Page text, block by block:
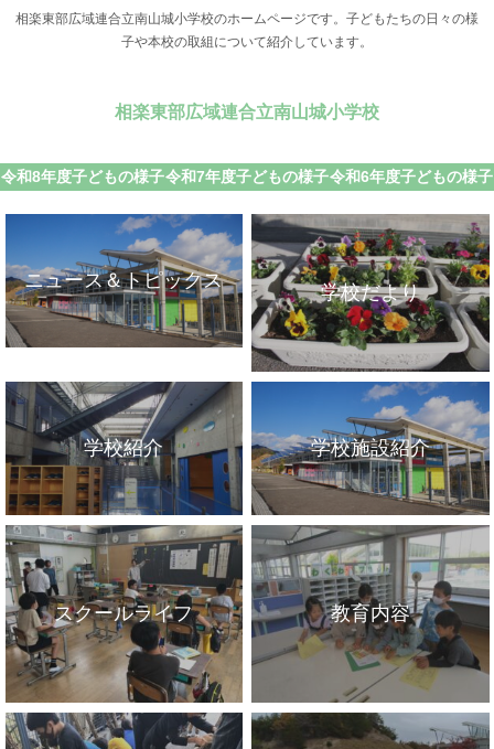
相楽東部広域連合立南山城小学校のホームページです。子どもたちの日々の様
子や本校の取組について紹介しています。
相楽東部広域連合立南山城小学校
令和8年度子どもの様子令和7年度子どもの様子令和6年度子どもの様子
ニュース＆トピックス
学校だより
学校紹介 学校施設紹介
スクールライフ 教育内容